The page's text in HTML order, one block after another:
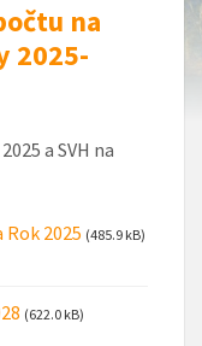
na
2025-
a SVH na
2025 (485.9 kB)
(622.0 kB)